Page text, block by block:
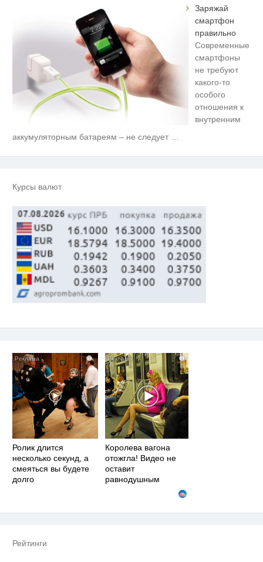
Заряжай
смартфон
правильно
Современные
смартфоны
не требуют
какого-то
особого
отношения к
внутренним
аккумуляторным батареям – не следует …
Курсы валют
i
Ролик длится
несколько секунд, а
смеяться вы будете
долго
i
Королева вагона
отожгла! Видео не
оставит
равнодушным
Рейтинги
i
Скрытая камера на пляже
когда их не видят...
Ролик из Омска: вы будете
смеяться долго